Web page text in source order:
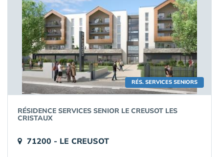
RÉS. SERVICES SENIORS
RÉSIDENCE SERVICES SENIOR LE CREUSOT LES
CRISTAUX
71200 - LE CREUSOT